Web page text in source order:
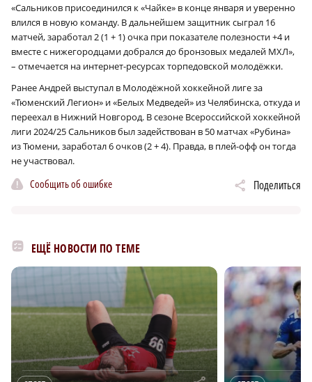
«Сальников присоединился к «Чайке» в конце января и уверенно
влился в новую команду. В дальнейшем защитник сыграл 16
матчей, заработал 2 (1 + 1) очка при показателе полезности +4 и
вместе с нижегородцами добрался до бронзовых медалей МХЛ»,
– отмечается на интернет-ресурсах торпедовской молодёжки.
Ранее Андрей выступал в Молодёжной хоккейной лиге за
«Тюменский Легион» и «Белых Медведей» из Челябинска, откуда и
переехал в Нижний Новгород. В сезоне Всероссийской хоккейной
лиги 2024/25 Сальников был задействован в 50 матчах «Рубина»
из Тюмени, заработал 6 очков (2 + 4). Правда, в плей-офф он тогда
не участвовал.
Сообщить об ошибке Поделиться
ЕЩЁ НОВОСТИ ПО ТЕМЕ